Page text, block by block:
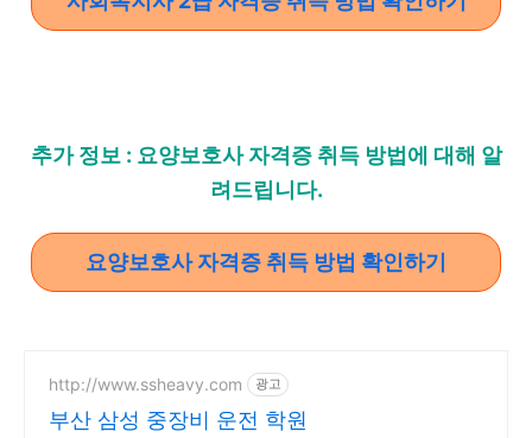
추가 정보 : 요양보호사 자격증 취득 방법에 대해 알
려드립니다.
요양보호사 자격증 취득 방법 확인하기
http://www.ssheavy.com 광고
부산 삼성 중장비 운전 학원